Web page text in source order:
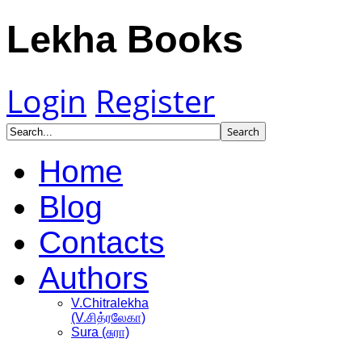
Lekha Books
Login Register
Home
Blog
Contacts
Authors
V.Chitralekha
(V.சித்ரலேகா)
Sura (சுரா)